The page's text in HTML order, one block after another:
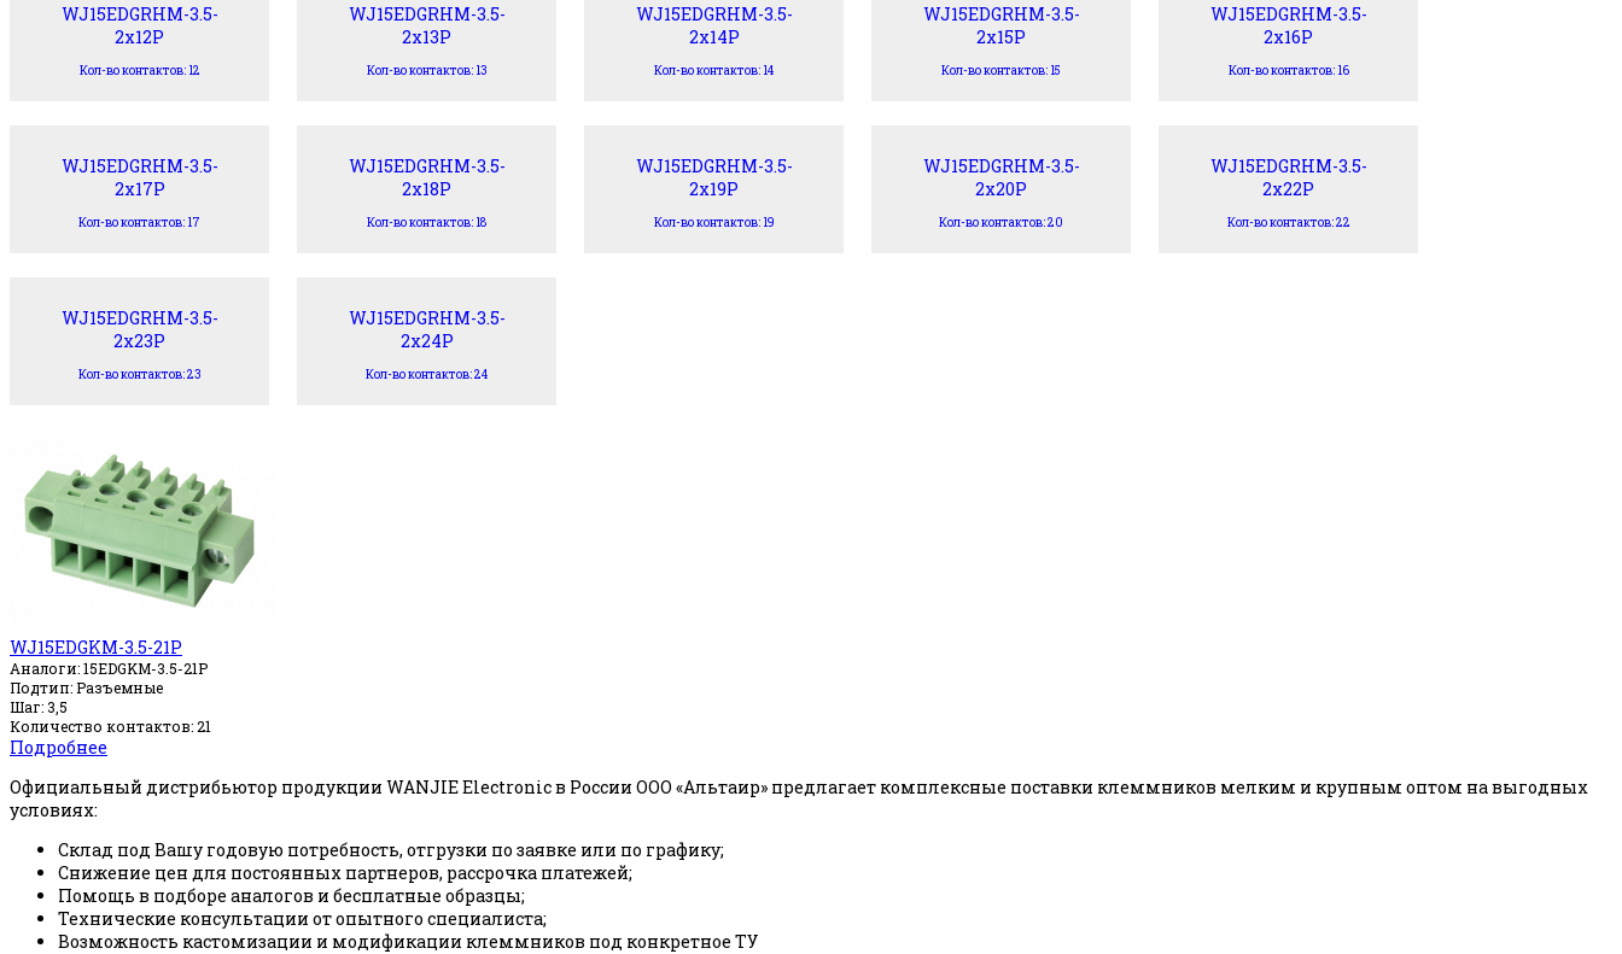
WJ15EDGRHM-3.5-
2x12P
Кол-во контактов: 12
WJ15EDGRHM-3.5-
2x13P
Кол-во контактов: 13
WJ15EDGRHM-3.5-
2x14P
Кол-во контактов: 14
WJ15EDGRHM-3.5-
2x15P
Кол-во контактов: 15
WJ15EDGRHM-3.5-
2x16P
Кол-во контактов: 16
WJ15EDGRHM-3.5-
2x17P
Кол-во контактов: 17
WJ15EDGRHM-3.5-
2x18P
Кол-во контактов: 18
WJ15EDGRHM-3.5-
2x19P
Кол-во контактов: 19
WJ15EDGRHM-3.5-
2x20P
Кол-во контактов: 20
WJ15EDGRHM-3.5-
2x22P
Кол-во контактов: 22
WJ15EDGRHM-3.5-
2x23P
Кол-во контактов: 23
WJ15EDGRHM-3.5-
2x24P
Кол-во контактов: 24
WJ15EDGKM-3.5-21P
Аналоги: 15EDGKM-3.5-21P
Подтип: Разъемные
Шаг: 3,5
Количество контактов: 21
Подробнее
Официальный дистрибьютор продукции WANJIE Electronic в России ООО «Альтаир» предлагает комплексные поставки клеммников мелким и крупным оптом на выгодных
условиях:
Склад под Вашу годовую потребность, отгрузки по заявке или по графику;
Снижение цен для постоянных партнеров, рассрочка платежей;
Помощь в подборе аналогов и бесплатные образцы;
Технические консультации от опытного специалиста;
Возможность кастомизации и модификации клеммников под конкретное ТУ